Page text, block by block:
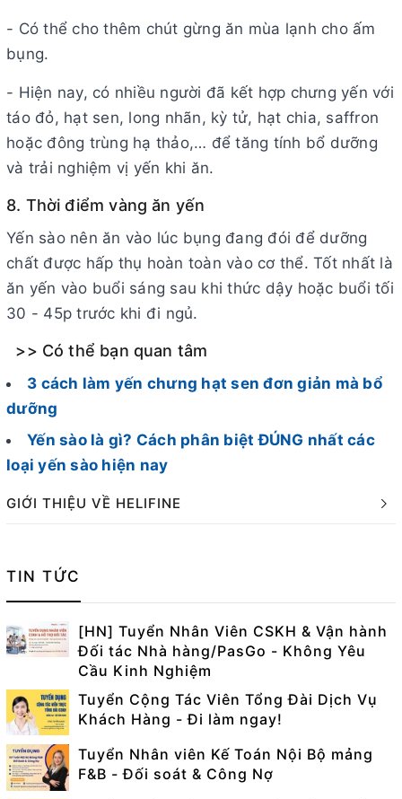
- Có thể cho thêm chút gừng ăn mùa lạnh cho ấm
bụng.
- Hiện nay, có nhiều người đã kết hợp chưng yến với
táo đỏ, hạt sen, long nhãn, kỳ tử, hạt chia, saffron
hoặc đông trùng hạ thảo,… để tăng tính bổ dưỡng
và trải nghiệm vị yến khi ăn.
8. Thời điểm vàng ăn yến
Yến sào nên ăn vào lúc bụng đang đói để dưỡng
chất được hấp thụ hoàn toàn vào cơ thể. Tốt nhất là
ăn yến vào buổi sáng sau khi thức dậy hoặc buổi tối
30 - 45p trước khi đi ngủ.
>> Có thể bạn quan tâm
3 cách làm yến chưng hạt sen đơn giản mà bổ
dưỡng
Yến sào là gì? Cách phân biệt ĐÚNG nhất các
loại yến sào hiện nay
GIỚI THIỆU VỀ HELIFINE
TIN TỨC
[HN] Tuyển Nhân Viên CSKH & Vận hành
Đối tác Nhà hàng/PasGo - Không Yêu
Cầu Kinh Nghiệm
Tuyển Cộng Tác Viên Tổng Đài Dịch Vụ
Khách Hàng - Đi làm ngay!
Tuyển Nhân viên Kế Toán Nội Bộ mảng
F&B - Đối soát & Công Nợ